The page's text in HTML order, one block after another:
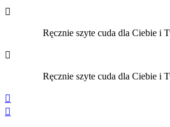

Ręcznie szyte cuda dla Ciebie i

Ręcznie szyte cuda dla Ciebie i

